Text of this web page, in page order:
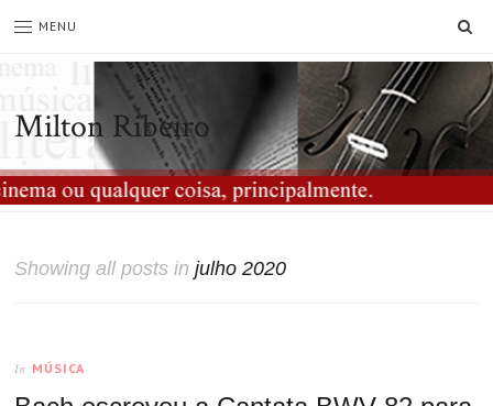
MENU
Milton Ribeiro
Showing all posts injulho 2020
In MÚSICA